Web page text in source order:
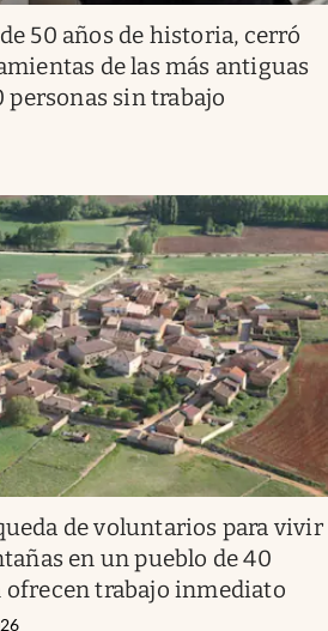
50 años de historia, cerró
de las más antiguas
personas sin trabajo
de voluntarios para vivir
en un pueblo de 40
ofrecen trabajo inmediato